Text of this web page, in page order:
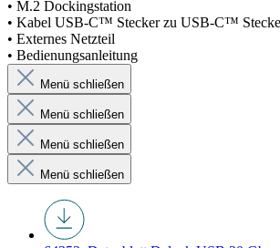
• M.2 Dockingstation
• Kabel USB-C™ Stecker zu USB-C™
• Externes Netzteil
• Bedienungsanleitung
Menü schließen
Menü schließen
Menü schließen
Menü schließen